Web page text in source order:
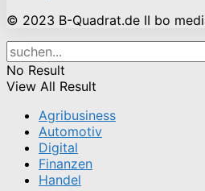
© 2023 B-Quadrat.de II bo
No Result
View All Result
Agribusiness
Automotiv
Digital
Finanzen
Handel